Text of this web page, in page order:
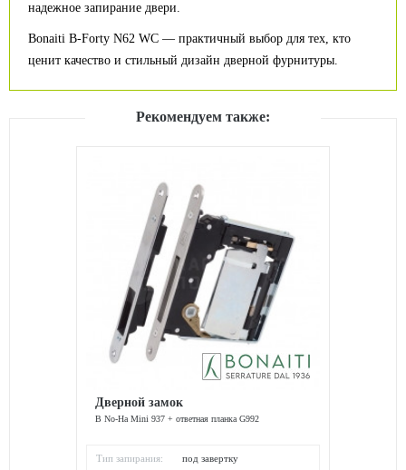
надежное запирание двери.
Bonaiti B-Forty N62 WC — практичный выбор для тех, кто
ценит качество и стильный дизайн дверной фурнитуры.
Рекомендуем также:
Дверной замок
B No-Ha Mini 937 + ответная планка G992
Тип запирания: под завертку